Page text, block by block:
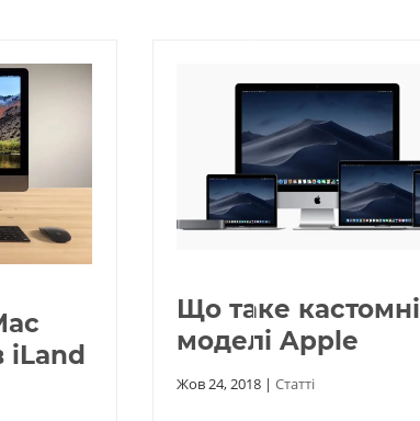
iLand
Що таке кастомні
моделі Apple
Жов 24, 2018 |Статті